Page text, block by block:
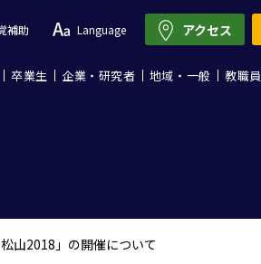
補助 Language
卒業生 企業・研究者 地域・一般 教職員
アクセス
山2018」の開催について